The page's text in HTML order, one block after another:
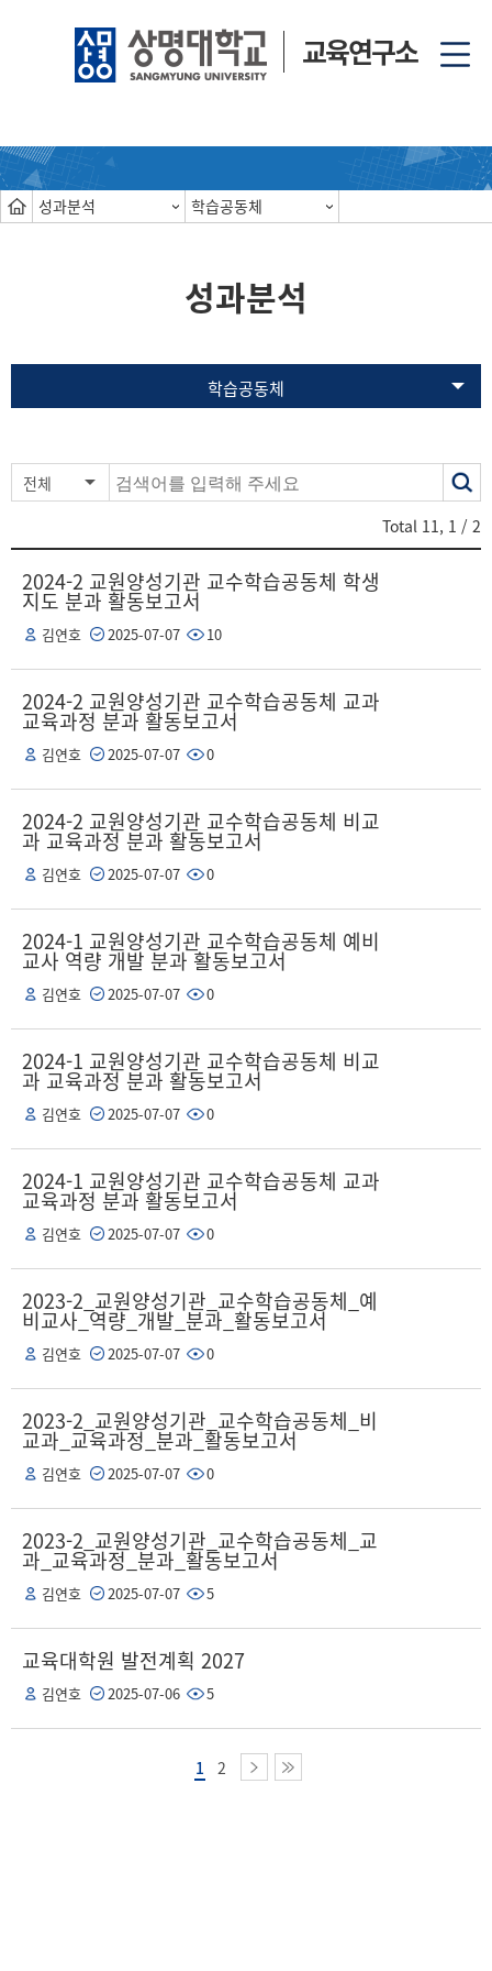
교육연구소
성과분석 학습공동체
성과분석
학습공동체
전체
Total 11, 1 / 2
2024-2 교원양성기관 교수학습공동체 학생
지도 분과 활동보고서
김연호 2025-07-07 10
2024-2 교원양성기관 교수학습공동체 교과
교육과정 분과 활동보고서
김연호 2025-07-07 0
2024-2 교원양성기관 교수학습공동체 비교
과 교육과정 분과 활동보고서
김연호 2025-07-07 0
2024-1 교원양성기관 교수학습공동체 예비
교사 역량 개발 분과 활동보고서
김연호 2025-07-07 0
2024-1 교원양성기관 교수학습공동체 비교
과 교육과정 분과 활동보고서
김연호 2025-07-07 0
2024-1 교원양성기관 교수학습공동체 교과
교육과정 분과 활동보고서
김연호 2025-07-07 0
2023-2_교원양성기관_교수학습공동체_예
비교사_역량_개발_분과_활동보고서
김연호 2025-07-07 0
2023-2_교원양성기관_교수학습공동체_비
교과_교육과정_분과_활동보고서
김연호 2025-07-07 0
2023-2_교원양성기관_교수학습공동체_교
과_교육과정_분과_활동보고서
김연호 2025-07-07 5
교육대학원 발전계획 2027
김연호 2025-07-06 5
1 2